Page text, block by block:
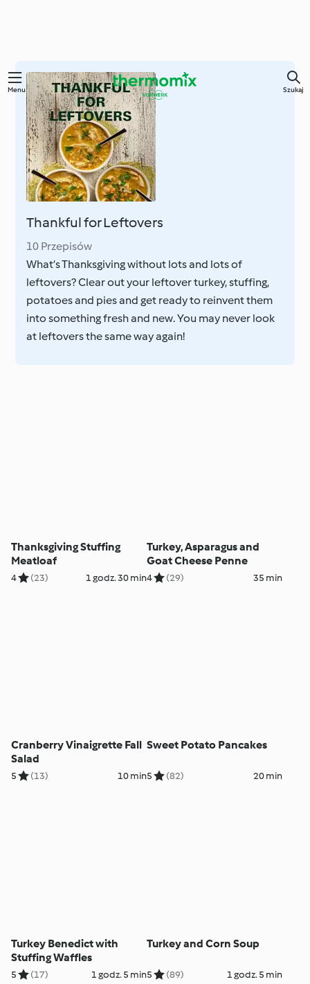
Przejdź
głównej
treści
Menu Szukaj
Thankful for Leftovers
10 Przepisów
What’s Thanksgiving without lots and lots of
leftovers? Clear out your leftover turkey, stuffing,
potatoes and pies and get ready to reinvent them
into something fresh and new. You may never look
at leftovers the same way again!
Thanksgiving Stuffing
Meatloaf
4 (23) 1 godz. 30 min
Turkey, Asparagus and
Goat Cheese Penne
4 (29) 35 min
Cranberry Vinaigrette Fall
Salad
5 (13) 10 min
Sweet Potato Pancakes
5 (82) 20 min
Turkey Benedict with
Stuffing Waffles
5 (17) 1 godz. 5 min
Turkey and Corn Soup
5 (89) 1 godz. 5 min